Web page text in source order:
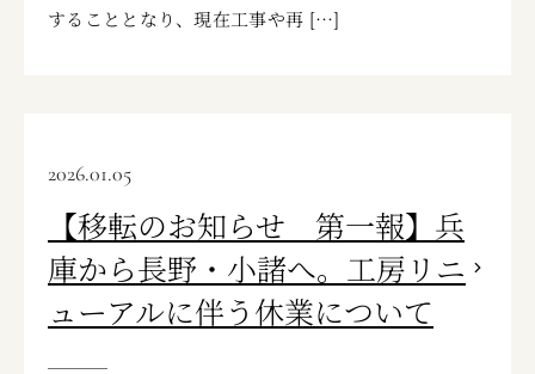
することとなり、現在工事や再 […]
2026.01.05
【移転のお知らせ 第一報】兵
庫から長野・小諸へ。工房リニ
ューアルに伴う休業について